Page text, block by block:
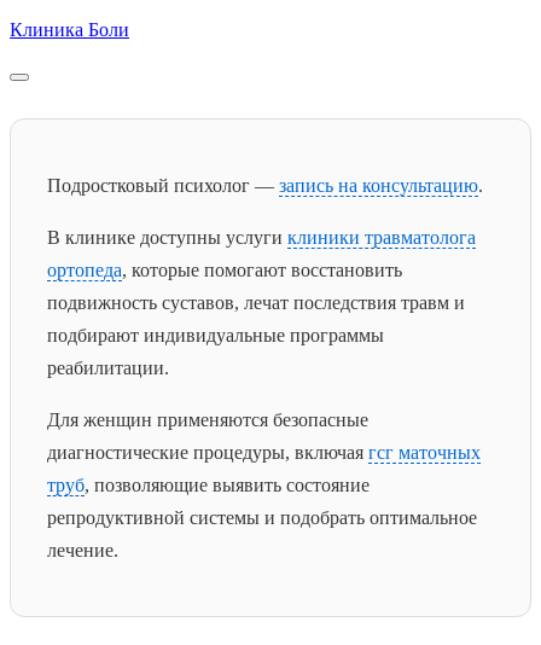
Skip
content
Клиника Боли
Подростковый психолог — запись на консультацию.
В клинике доступны услуги клиники травматолога
ортопеда, которые помогают восстановить
подвижность суставов, лечат последствия травм и
подбирают индивидуальные программы
реабилитации.
Для женщин применяются безопасные
диагностические процедуры, включая гсг маточных
труб, позволяющие выявить состояние
репродуктивной системы и подобрать оптимальное
лечение.